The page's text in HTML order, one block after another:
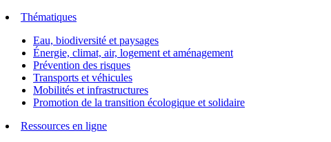
Thématiques
Eau, biodiversité et paysages
Énergie, climat, air, logement et aménagement
Prévention des risques
Transports et véhicules
Mobilités et infrastructures
Promotion de la transition écologique et solidaire
Ressources en ligne